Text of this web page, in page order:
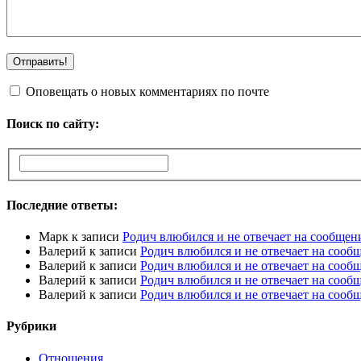
Оповещать о новых комментариях по почте
Поиск по сайту:
Последние ответы:
Марк к записи Родич влюбился и не отвечает на
Валерий к записи Родич влюбился и не отвечает на
Валерий к записи Родич влюбился и не отвечает на
Валерий к записи Родич влюбился и не отвечает на
Валерий к записи Родич влюбился и не отвечает на
Рубрики
Отношения